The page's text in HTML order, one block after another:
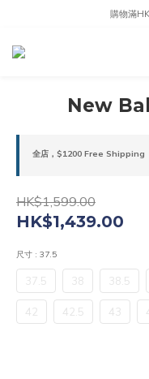
購物滿
New
全店，$1200 Free Shipping
HK$1,599.00
HK$1,439.00
尺寸 : 37.5
37.5 38 38.5
42 42.5 43